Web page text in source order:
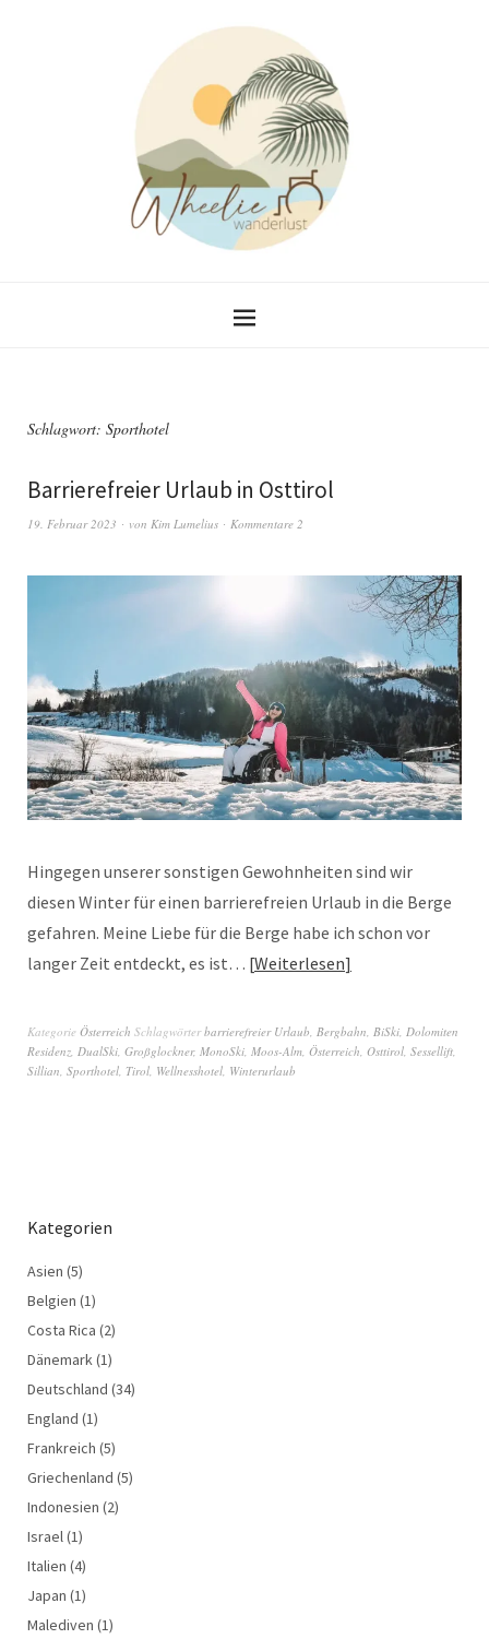
Schlagwort: Sporthotel
Barrierefreier Urlaub in Osttirol
19. Februar 2023 von Kim Lumelius Kommentare 2
Hingegen unserer sonstigen Gewohnheiten sind wir
diesen Winter für einen barrierefreien Urlaub in die Berge
gefahren. Meine Liebe für die Berge habe ich schon vor
langer Zeit entdeckt, es ist… Weiterlesen
Kategorie Österreich Schlagwörterbarrierefreier Urlaub, Bergbahn, BiSki, Dolomiten
Residenz, DualSki, Großglockner, MonoSki, Moos-Alm, Österreich, Osttirol, Sessellift,
Sillian, Sporthotel, Tirol, Wellnesshotel, Winterurlaub
Kategorien
Asien (5)
Belgien (1)
Costa Rica (2)
Dänemark(1)
Deutschland (34)
England (1)
Frankreich (5)
Griechenland (5)
Indonesien (2)
Israel(1)
Italien (4)
Japan (1)
Malediven (1)